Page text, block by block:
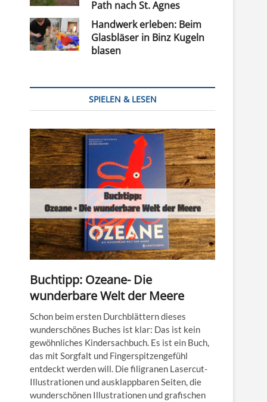
Path nach St. Agnes
Handwerk erleben: Beim
Glasbläser in Binz Kugeln
blasen
SPIELEN & LESEN
Buchtipp: Ozeane- Die
wunderbare Welt der Meere
Schon beim ersten Durchblättern dieses
wunderschönes Buches ist klar: Das ist kein
gewöhnliches Kindersachbuch. Es ist ein Buch,
das mit Sorgfalt und Fingerspitzengefühl
entdeckt werden will. Die filigranen Lasercut-
Illustrationen und ausklappbaren Seiten, die
wunderschönen Illustrationen und grafischen